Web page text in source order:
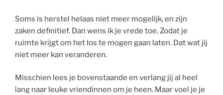
Soms is herstel helaas niet meer mogelijk, en zijn
zaken definitief. Dan wens ik je vrede toe. Zodat je
ruimte krijgt om het los te mogen gaan laten. Dat wat jij
niet meer kan veranderen.
Misschien lees je bovenstaande en verlang jij al heel
lang naar leuke vriendinnen om je heen. Maar voel je je